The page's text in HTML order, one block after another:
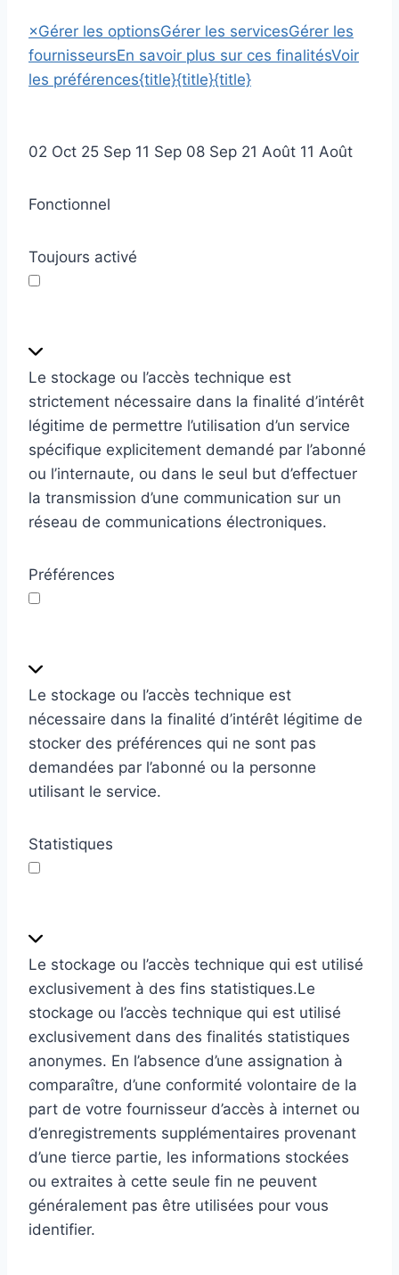
×Gérer les optionsGérer les servicesGérer les
fournisseursEn savoir plus sur ces finalitésVoir
les préférences{title}{title}{title}
02 Oct 25 Sep 11 Sep 08 Sep 21 Août 11 Août
Fonctionnel
Toujours activé
o
n
c
t
i
o
n
n
l
Le stockage ou l’accès technique est
strictement nécessaire dans la finalité d’intérêt
légitime de permettre l’utilisation d’un service
spécifique explicitement demandé par l’abonné
ou l’internaute, ou dans le seul but d’effectuer
la transmission d’une communication sur un
réseau de communications électroniques.
Préférences
r
é
f
é
r
e
c
e
Le stockage ou l’accès technique est
nécessaire dans la finalité d’intérêt légitime de
stocker des préférences qui ne sont pas
demandées par l’abonné ou la personne
utilisant le service.
Statistiques
t
a
t
i
s
t
i
q
u
e
s
Le stockage ou l’accès technique qui est utilisé
exclusivement à des fins statistiques.Le
stockage ou l’accès technique qui est utilisé
exclusivement dans des finalités statistiques
anonymes. En l’absence d’une assignation à
comparaître, d’une conformité volontaire de la
part de votre fournisseur d’accès à internet ou
d’enregistrements supplémentaires provenant
d’une tierce partie, les informations stockées
ou extraites à cette seule fin ne peuvent
généralement pas être utilisées pour vous
identifier.